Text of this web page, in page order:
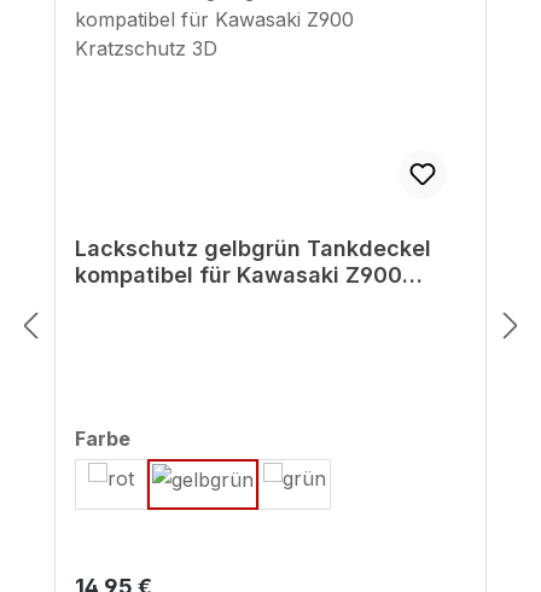
Lackschutz gelbgrün Tankdeckel
kompatibel für Kawasaki Z900
Farbeauswählen
Regulärer Preis:
14,95 €